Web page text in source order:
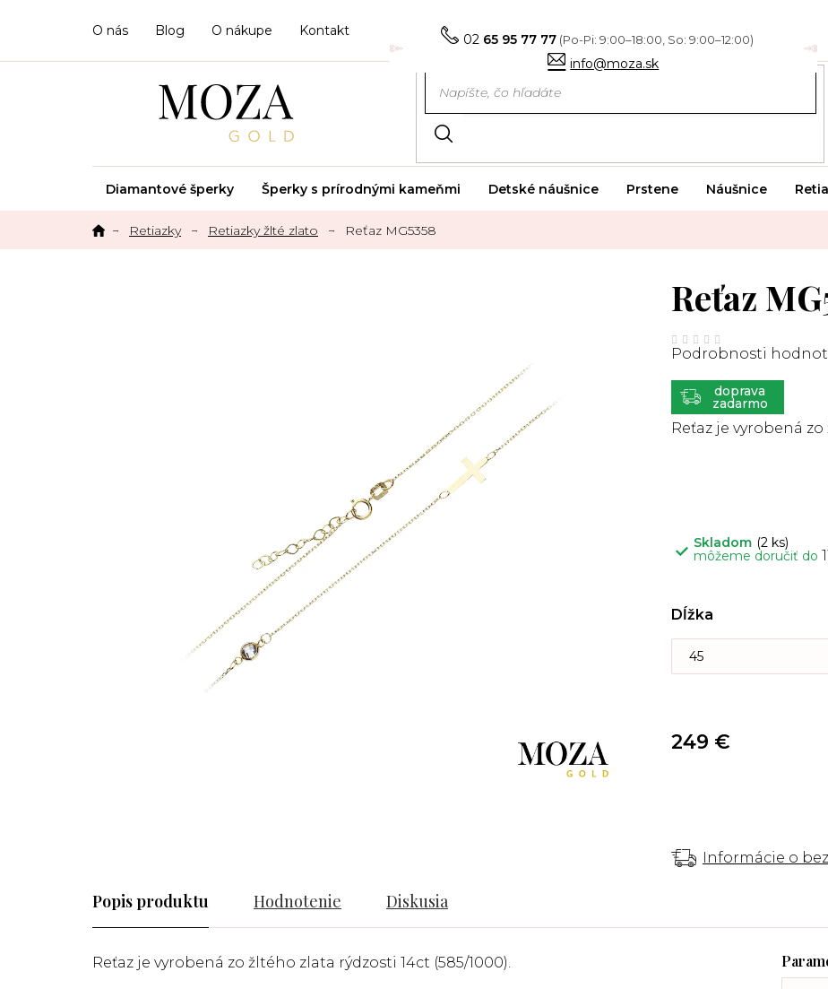
02 65 95 77 77
info@moza.sk
O nás Blog O nákupe Kontakt
Diamantové šperky Šperky s prírodnými kameňmi Detské náušnice Prstene Náušnice
Retiazky Retiazky žlté zlato Reťaz MG5358
Skladom (2 ks)
môžeme doručiť do
Dĺžka
Reťaz je vyrobená
Informácie o
Reťaz
Priemerné
hodnotenie
produktu
0,0
hviezdičiek.
Podrobnosti
ZADARMO
249 €
Popis Hodnotenie Diskusia
Reťaz je vyrobená zo žltého zlata rýdzosti 14ct (585/1000).